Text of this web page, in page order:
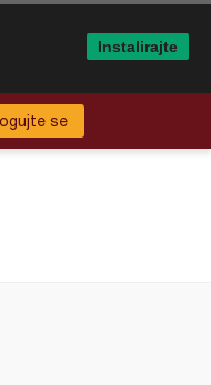
se
Instalirajte